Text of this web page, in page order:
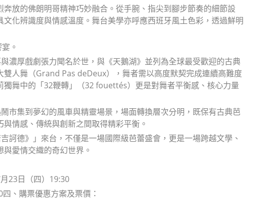
放的佛朗明哥精神巧妙融合。從手腕、指尖到腳步節奏的細節設
化辨識度與情感溫度。舞台美學亦呼應西班牙風土色彩，透過鮮明
。
濃厚戲劇張力聞名於世，與《天鵝湖》並列為全球最受歡迎的古典
人舞（Grand Pas deDeux），舞者需以高度默契完成連續高難度
舞中的「32鞭轉」（32 fouettés）更是對舞者平衡感、核心力量
市集到夢幻的風車與精靈場景，場面轉換層次分明，既保有古典芭
情感、傳統與創新之間取得精彩平衡。
訶德》」來台，不僅是一場國際級芭蕾盛會，更是一場跨越文學、
愛情交織的奇幻世界。
23日（四）19:30
、購票優惠方案及票價：